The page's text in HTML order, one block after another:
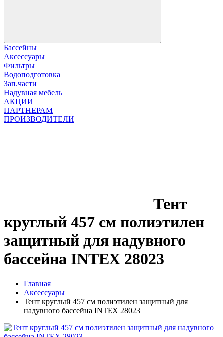
Бассейны
Аксессуары
Фильтры
Водоподготовка
Зап.части
Надувная мебель
АКЦИИ
ПАРТНЕРАМ
ПРОИЗВОДИТЕЛИ
Тент
круглый 457 см полиэтилен
защитный для надувного
бассейна INTEX 28023
Главная
Аксессуары
Тент круглый 457 см полиэтилен защитный для
надувного бассейна INTEX 28023